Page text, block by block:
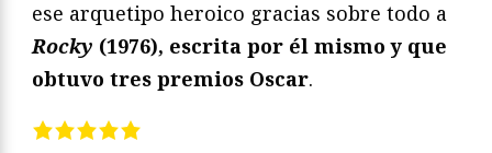
ese arquetipo heroico gracias sobre todo a
Rocky (1976), escrita por él mismo y que
obtuvo tres premios Oscar.